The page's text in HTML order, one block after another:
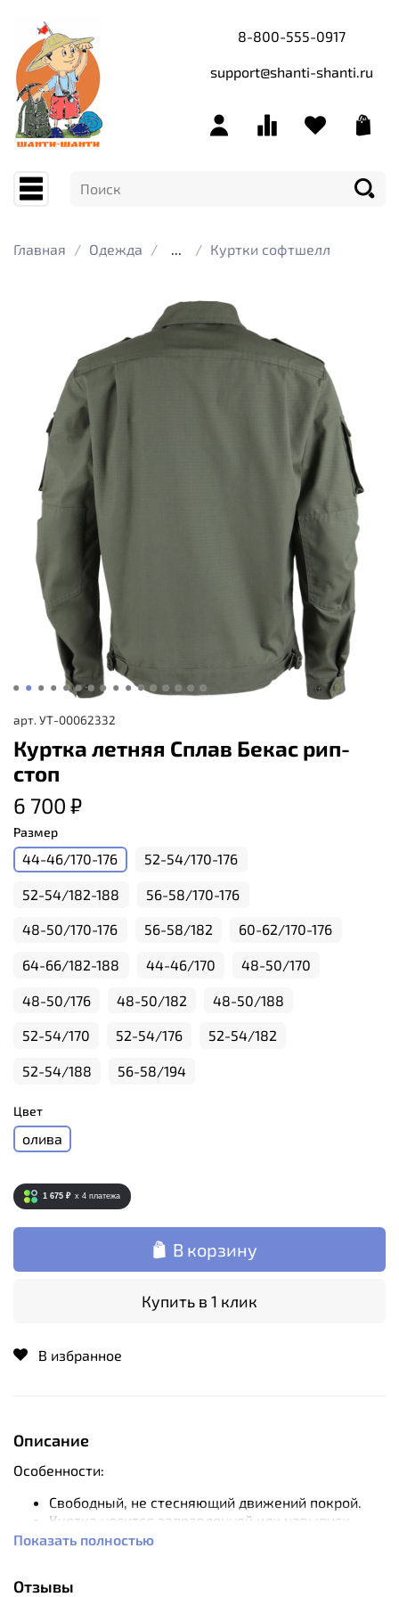
8-800-555-0917
support@shanti-shanti.ru
Главная Одежда Куртки софтшелл
арт. УТ-00062332
Куртка летняя Сплав Бекас рип-
стоп
6 700 ₽
Размер
44-46/170-176 52-54/170-176
52-54/182-188 56-58/170-176
48-50/170-176 56-58/182 60-62/170-176
64-66/182-188 44-46/170 48-50/170
48-50/176 48-50/182 48-50/188
52-54/170 52-54/176 52-54/182
52-54/188 56-58/194
Цвет
олива
1 675 ₽ x 4 платежа
В корзину
Купить в 1 клик
В избранное
Описание
Особенности:
Свободный, не стесняющий движений покрой.
Куртка носится заправленной или навыпуск.
Можно использовать фальшпогоны (погоны
кнопках. Низ куртки застегивается на кнопку,
Показать полностью
Отзывы